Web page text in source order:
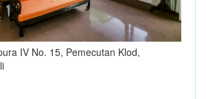
IV No. 15, Pemecutan Klod,